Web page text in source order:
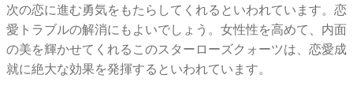
次の恋に進む勇気をもたらしてくれるといわれています。恋
愛トラブルの解消にもよいでしょう。女性性を高めて、内面
の美を輝かせてくれるこのスターローズクォーツは、恋愛成
就に絶大な効果を発揮するといわれています。